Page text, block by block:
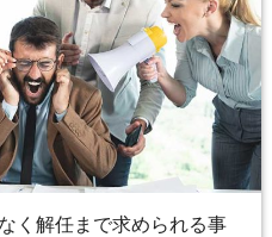
く解任まで求められる事